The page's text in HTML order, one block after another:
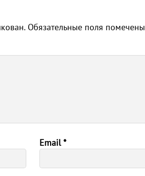
Обязательные поля помечены
Email*